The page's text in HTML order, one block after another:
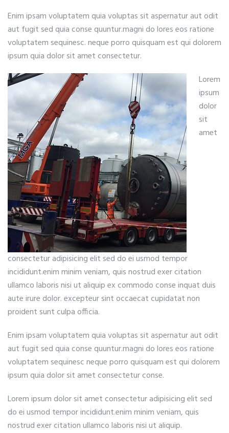
Enim ipsam voluptatem quia voluptas sit aspernatur aut odit
aut fugit sed quia conse quuntur.magni do lores eos ratione
voluptatem sequinesc. neque porro quisquam est qui dolorem
ipsum quia dolor sit amet consectetur.
Lorem
ipsum
dolor
sit
amet
consectetur adipisicing elit sed do ei usmod tempor
incididunt.enim minim veniam, quis nostrud exer citation
ullamco laboris nisi ut aliquip ex commodo conse inquat duis
aute irure dolor. excepteur sint occaecat cupidatat non
proident sunt culpa officia.
Enim ipsam voluptatem quia voluptas sit aspernatur aut odit
aut fugit sed quia conse quuntur.magni do lores eos ratione
voluptatem sequinesc neque porro quisquam est qui dolorem
ipsum quia dolor sit amet consectetur conse.
Lorem ipsum dolor sit amet consectetur adipisicing elit sed
do ei usmod tempor incididunt.enim minim veniam, quis
nostrud exer citation ullamco laboris nisi ut aliquip.